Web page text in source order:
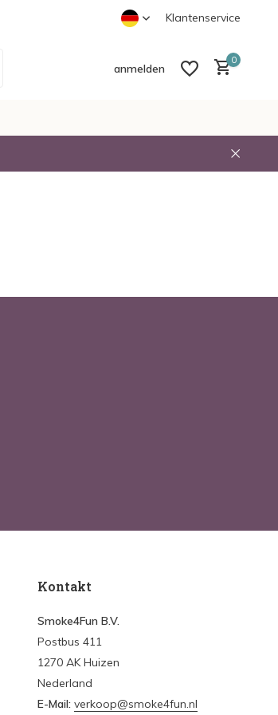
Besteld Volgende dag in HuisKlantenservice
anmelden
0
Kontakt
Smoke4Fun B.V.
Postbus 411
1270 AK Huizen
Nederland
E-Mail: verkoop@smoke4fun.nl